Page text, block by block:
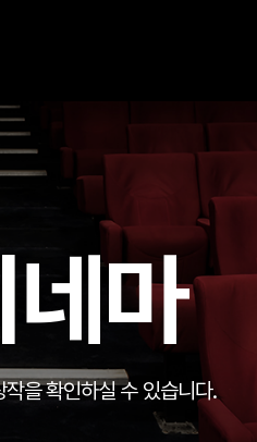
마
을 확인하실 수 있습니다.